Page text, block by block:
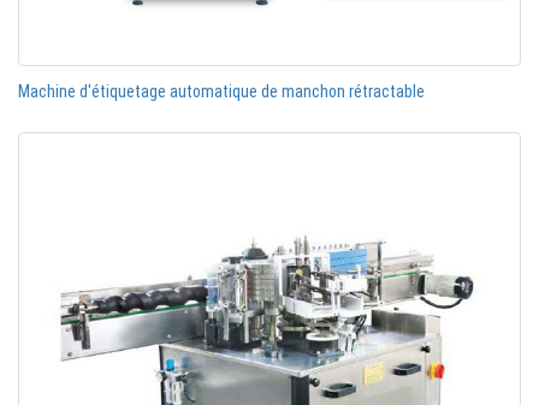
Machine d'étiquetage automatique de manchon rétractable